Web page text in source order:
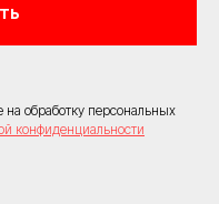
обработку персональных
конфиденциальности